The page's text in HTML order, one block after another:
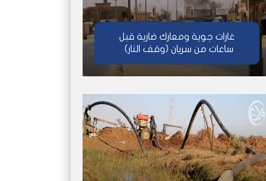
غارات جوية ومعارك ضارية قبل
ساعات من سريان (وقف النار)